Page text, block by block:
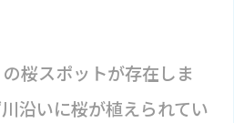
桜スポットが存在しま
沿いに桜が植えられてい